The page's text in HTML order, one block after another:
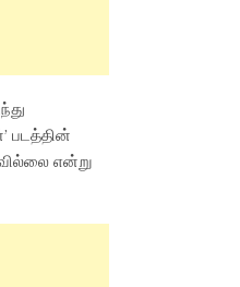
படத்தின்
என்று